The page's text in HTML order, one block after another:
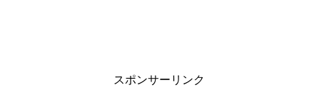
スポンサーリンク